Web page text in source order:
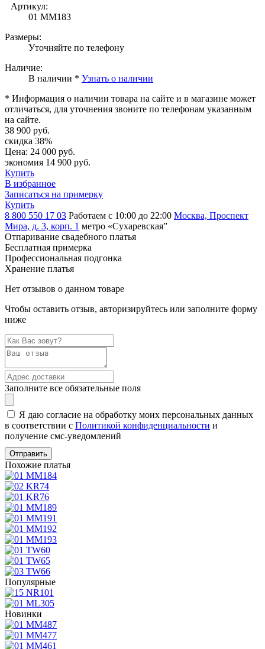
Артикул:
01 MM183
Размеры:
Уточняйте по телефону
Наличие:
В наличии * Узнать о наличии
* Информация о наличии товара на сайте и в магазине может
отличаться, для уточнения звоните по телефонам указанным
на сайте.
38 900 руб.
скидка 38%
Цена: 24 000 руб.
экономия 14 900 руб.
Купить
В избранное
Записаться на примерку
Купить
8 800 550 17 03 Работаем с 10:00 до 22:00 Москва, Проспект
Мира, д. 3, корп. 1 метро «Сухаревская”
Отпаривание свадебного платья
Бесплатная примерка
Профессиональная подгонка
Хранение платья
Нет отзывов о данном товаре
Чтобы оставить отзыв, авторизируйтесь или заполните форму
ниже
Заполните все обязательные поля
Я даю согласие на обработку моих персональных данных
в соответствии с Политикой конфиденциальности и
получение смс-уведомлений
Похожие платья
Популярные
Новинки